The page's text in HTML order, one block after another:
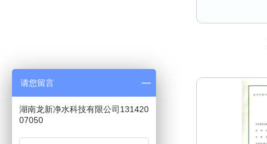
请您留言
湖南龙新净水科技有限公司131420
07050